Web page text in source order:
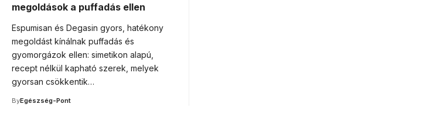
megoldások a puffadás ellen
Espumisan és Degasin gyors, hatékony
megoldást kínálnak puffadás és
gyomorgázok ellen: simetikon alapú,
recept nélkül kapható szerek, melyek
gyorsan csökkentik…
ByEgészség-Pont